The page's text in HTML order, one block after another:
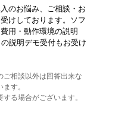
のお悩み、ご相談・お
けしております。ソフ
用・動作環境の説明
説明デモ受付もお受け
相談以外は回答出来な
す。
る場合がございます。